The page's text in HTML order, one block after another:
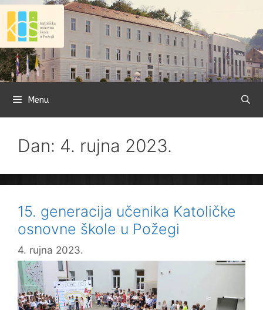
Preskoči
sadržaj
Menu
Dan: 4. rujna 2023.
15. generacija učenika Katoličke
osnovne škole u Požegi
4. rujna 2023.